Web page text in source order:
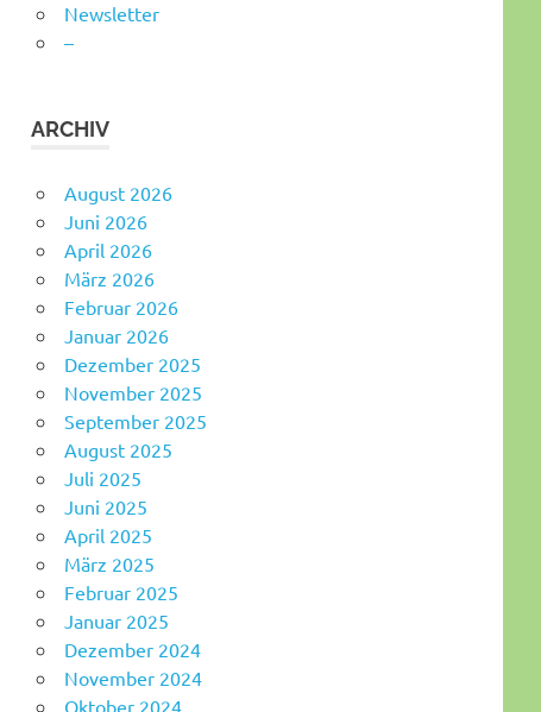
Newsletter
–
ARCHIV
August 2026
Juni 2026
April 2026
März 2026
Februar 2026
Januar 2026
Dezember 2025
November 2025
September 2025
August 2025
Juli 2025
Juni 2025
April 2025
März 2025
Februar 2025
Januar 2025
Dezember 2024
November 2024
Oktober 2024